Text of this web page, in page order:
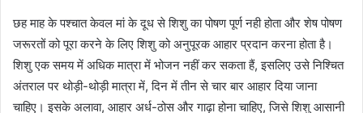
छह माह के पश्चात केवल मां के दूध से शिशु का पोषण पूर्ण नही होता और शेष पोषण
जरूरतों को पूरा करने के लिए शिशु को अनुपूरक आहार प्रदान करना होता है।
शिशु एक समय में अधिक मात्रा में भोजन नहीं कर सकता हैं, इसलिए उसे निश्चित
अंतराल पर थोड़ी-थोड़ी मात्रा में, दिन में तीन से चार बार आहार दिया जाना
चाहिए। इसके अलावा, आहार अर्ध-ठोस और गाढ़ा होना चाहिए, जिसे शिशु आसानी